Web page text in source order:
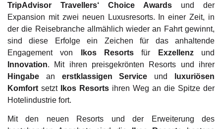
TripAdvisor Travellers‘ Choice Awards und der
Expansion mit zwei neuen Luxusresorts. In einer Zeit, in
der die Reisebranche allmählich wieder an Fahrt gewinnt,
sind diese Erfolge ein Zeichen für das anhaltende
Engagement von
Ikos Resorts für Exzellenzund
Innovation. Mit ihren preisgekrönten Resorts und ihrer
Hingabe an erstklassigen Service und
luxuriösen
Komfort setzt Ikos Resorts ihren Weg an die Spitze der
Hotelindustrie fort.
Mit den neuen Resorts und der Erweiterung des